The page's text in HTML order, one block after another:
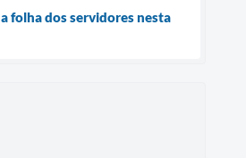
folha dos servidores nesta